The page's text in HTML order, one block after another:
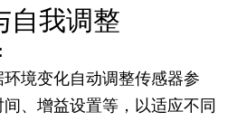
自我调整
环境变化自动调整传感器参
、增益设置等，以适应不同